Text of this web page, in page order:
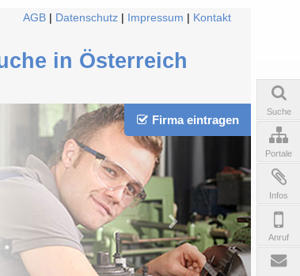
AGB Datenschutz Impressum Kontakt
in Österreich
Firma eintragen
Suche
Portale
Infos
Anruf